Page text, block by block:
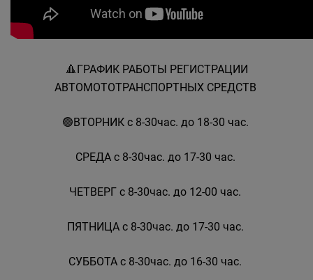
🔺️ГРАФИК РАБОТЫ РЕГИСТРАЦИИ
АВТОМОТОТРАНСПОРТНЫХ СРЕДСТВ
🟢ВТОРНИК с 8-30час. до 18-30 час.
СРЕДА с 8-30час. до 17-30 час.
ЧЕТВЕРГ с 8-30час. до 12-00 час.
ПЯТНИЦА с 8-30час. до 17-30 час.
СУББОТА с 8-30час. до 16-30 час.